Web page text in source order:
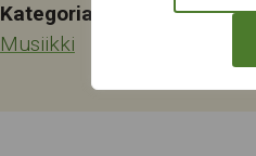
Kategoriat:
Musiikki